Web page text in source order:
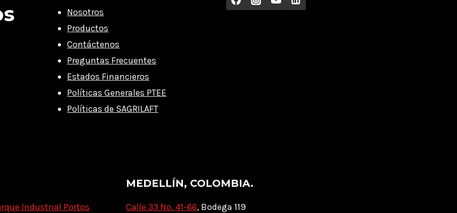
Nosotros
Productos
Contáctenos
Preguntas Frecuentes
Estados Financieros
Políticas Generales PTEE
Políticas de SAGRILAFT
Industrial Portos
MEDELLÍN, COLOMBIA.
Calle 33 No. 41-66, Bodega 119